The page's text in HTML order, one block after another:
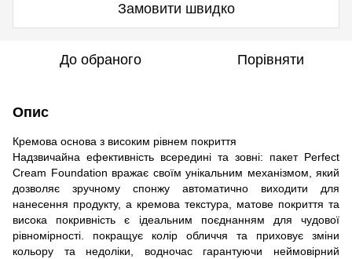
Замовити швидко
До обраного Порівняти
Опис
Кремова основа з високим рівнем покриття
Надзвичайна ефективність всередині та зовні: пакет Perfect
Cream Foundation вражає своїм унікальним механізмом, який
дозволяє зручному спонжу автоматично виходити для
нанесення продукту, а кремова текстура, матове покриття та
висока покривність є ідеальним поєднанням для чудової
рівномірності. покращує колір обличчя та приховує зміни
кольору та недоліки, водночас гарантуючи неймовірний